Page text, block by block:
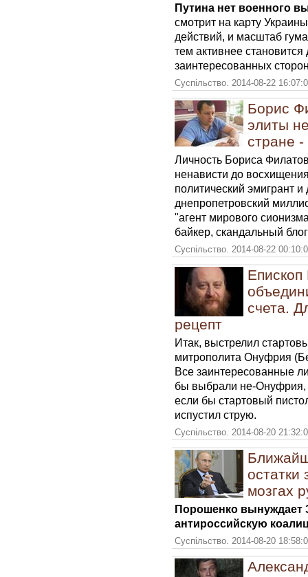
Путина нет военного
смотрит на карту
действий, и масштаб
тем активнее
заинтересованных
Суспільство. 2014-08-22
Борис
элиты
стране -
Личность Бориса
ненависти до
политический эмигрант
днепропетровский
"агент мирового
байкер, скандальный
Суспільство. 2014-08-22
Епископ
счета.
рецепт
Итак, выстрелил
митрополита Онуфрия
Все заинтересованные
бы выбрали не-Онуфрия,
если бы стартовый
испустил струю.
Суспільство. 2014-08-20
остатки
мозгах
Порошенко вынуждает
антироссийскую
Суспільство. 2014-08-20